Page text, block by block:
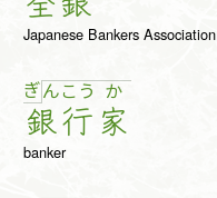
Japanese Bankers Association
ぎん
銀
こ う
行
か
家
banker